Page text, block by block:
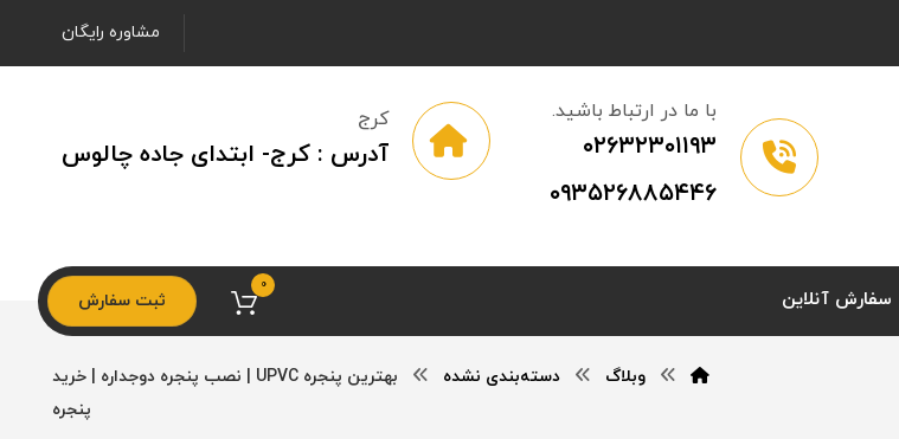
مشاوره رایگان
کرج
آدرس : کرج- ابتدای جاده چالوس
با ما در ارتباط باشید.
۰۲۶۳۲۳۰۱۱۹۳
۰۹۳۵۲۶۸۸۵۴۴۶
سفارش آنلاین ثبت سفارش
0
وبلاگ دسته‌بندی نشده
بهترین پنجره UPVC | نصب پنجره دوجداره | خرید
پنجره